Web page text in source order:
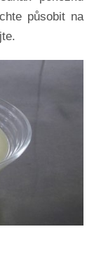
působit na